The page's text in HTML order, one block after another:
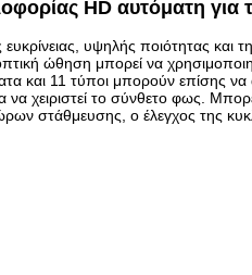
HD αυτόματη για
υψηλής ποιότητας και
ώθηση μπορεί να
και 11 τύποι μπορούν επίσης
χειριστεί το σύνθετο φως.
στάθμευσης, ο έλεγχος της